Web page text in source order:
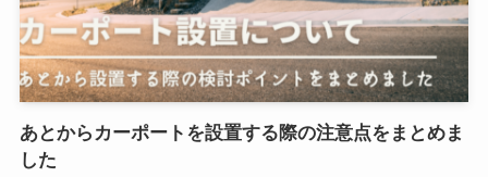
あとからカーポートを設置する際の注意点をまとめま
した